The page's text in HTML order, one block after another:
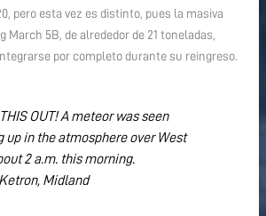
pero esta vez es distinto, pues la masiva
March 5B, de alrededor de 21 toneladas,
por completo durante su reingreso.
OUT! A meteor was seen
up in the atmosphere over West
2 a.m. this morning.
Midland